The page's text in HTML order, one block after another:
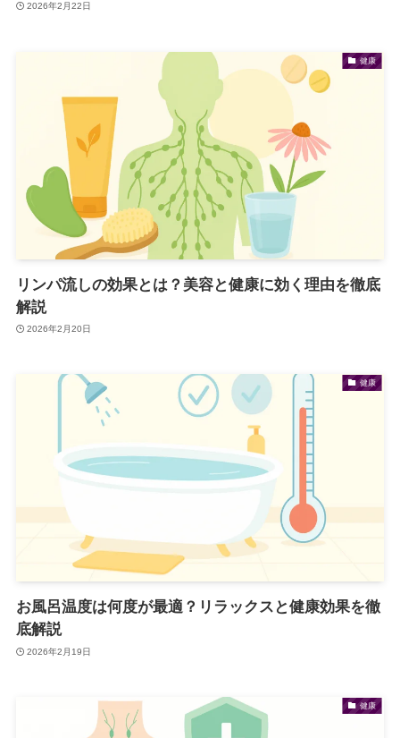
2026年2月22日
健康
リンパ流しの効果とは？美容と健康に効く理由を徹底
解説
2026年2月20日
健康
お風呂温度は何度が最適？リラックスと健康効果を徹
底解説
2026年2月19日
健康